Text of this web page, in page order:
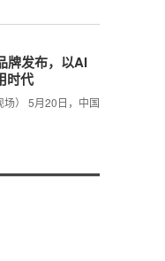
牌发布，以AI
时代
场） 5月20日，中国